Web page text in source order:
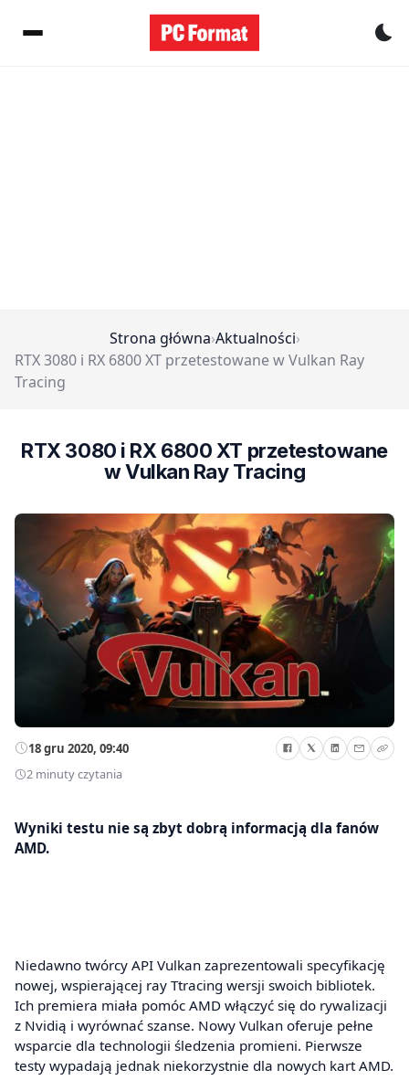
Strona główna›Aktualności›
RTX 3080 i RX 6800 XT przetestowane w Vulkan Ray
Tracing
RTX 3080 i RX 6800 XT przetestowane
w Vulkan Ray Tracing
18 gru 2020, 09:40
2 minuty czytania
Wyniki testu nie są zbyt dobrą informacją dla fanów
AMD.
Niedawno twórcy API Vulkan zaprezentowali specyfikację
nowej, wspierającej ray Ttracing wersji swoich bibliotek.
Ich premiera miała pomóc AMD włączyć się do rywalizacji
z Nvidią i wyrównać szanse. Nowy Vulkan oferuje pełne
wsparcie dla technologii śledzenia promieni. Pierwsze
testy wypadają jednak niekorzystnie dla nowych kart AMD.